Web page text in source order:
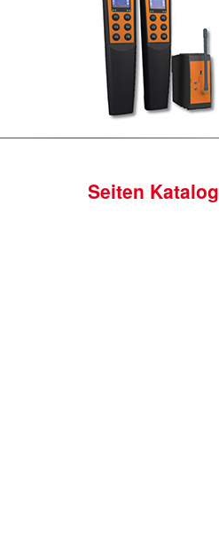
Seiten